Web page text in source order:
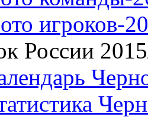
игроков-
России